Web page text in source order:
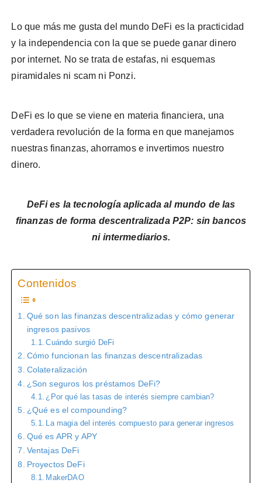
Lo que más me gusta del mundo DeFi es la practicidad
y la independencia con la que se puede ganar dinero
por internet. No se trata de estafas, ni esquemas
piramidales ni scam ni Ponzi.
DeFi es lo que se viene en materia financiera, una
verdadera revolución de la forma en que manejamos
nuestras finanzas, ahorramos e invertimos nuestro
dinero.
DeFi es la tecnología aplicada al mundo de las
finanzas de forma descentralizada P2P: sin bancos
ni intermediarios.
Contenidos
Qué son las finanzas descentralizadas y cómo generar
ingresos pasivos
Cuándo surgió DeFi
Cómo funcionan las finanzas descentralizadas
Colateralización
¿Son seguros los préstamos DeFi?
¿Por qué las tasas de interés siempre cambian?
¿Qué es el compounding?
La magia del interés compuesto para generar ingresos
Qué es APR y APY
Ventajas DeFi
Proyectos DeFi
MakerDAO